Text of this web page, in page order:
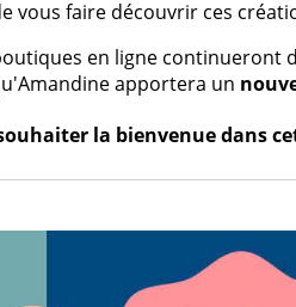
vous faire découvrir ces
en ligne
apportera un
la bienvenue dans